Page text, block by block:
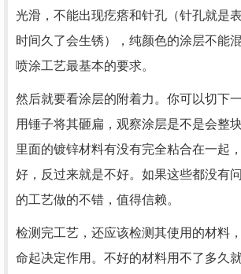
光滑，不能出现疙瘩和针孔（针孔就是
时间久了会生锈），纯颜色的涂层不能
喷涂工艺最基本的要求。
然后就要看涂层的附着力。你可以切下
用锤子将其砸扁，观察涂层是不是会整
里面的镀锌材料有没有完全粘合在一起
好，反过来就是不好。如果这些都没有
的工艺做的不错，值得信赖。
检测完工艺，还应该检测其使用的材料
命起决定作用。不好的材料用不了多久